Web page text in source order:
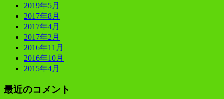
2019年5月
2017年8月
2017年4月
2017年2月
2016年11月
2016年10月
2015年4月
最近のコメント